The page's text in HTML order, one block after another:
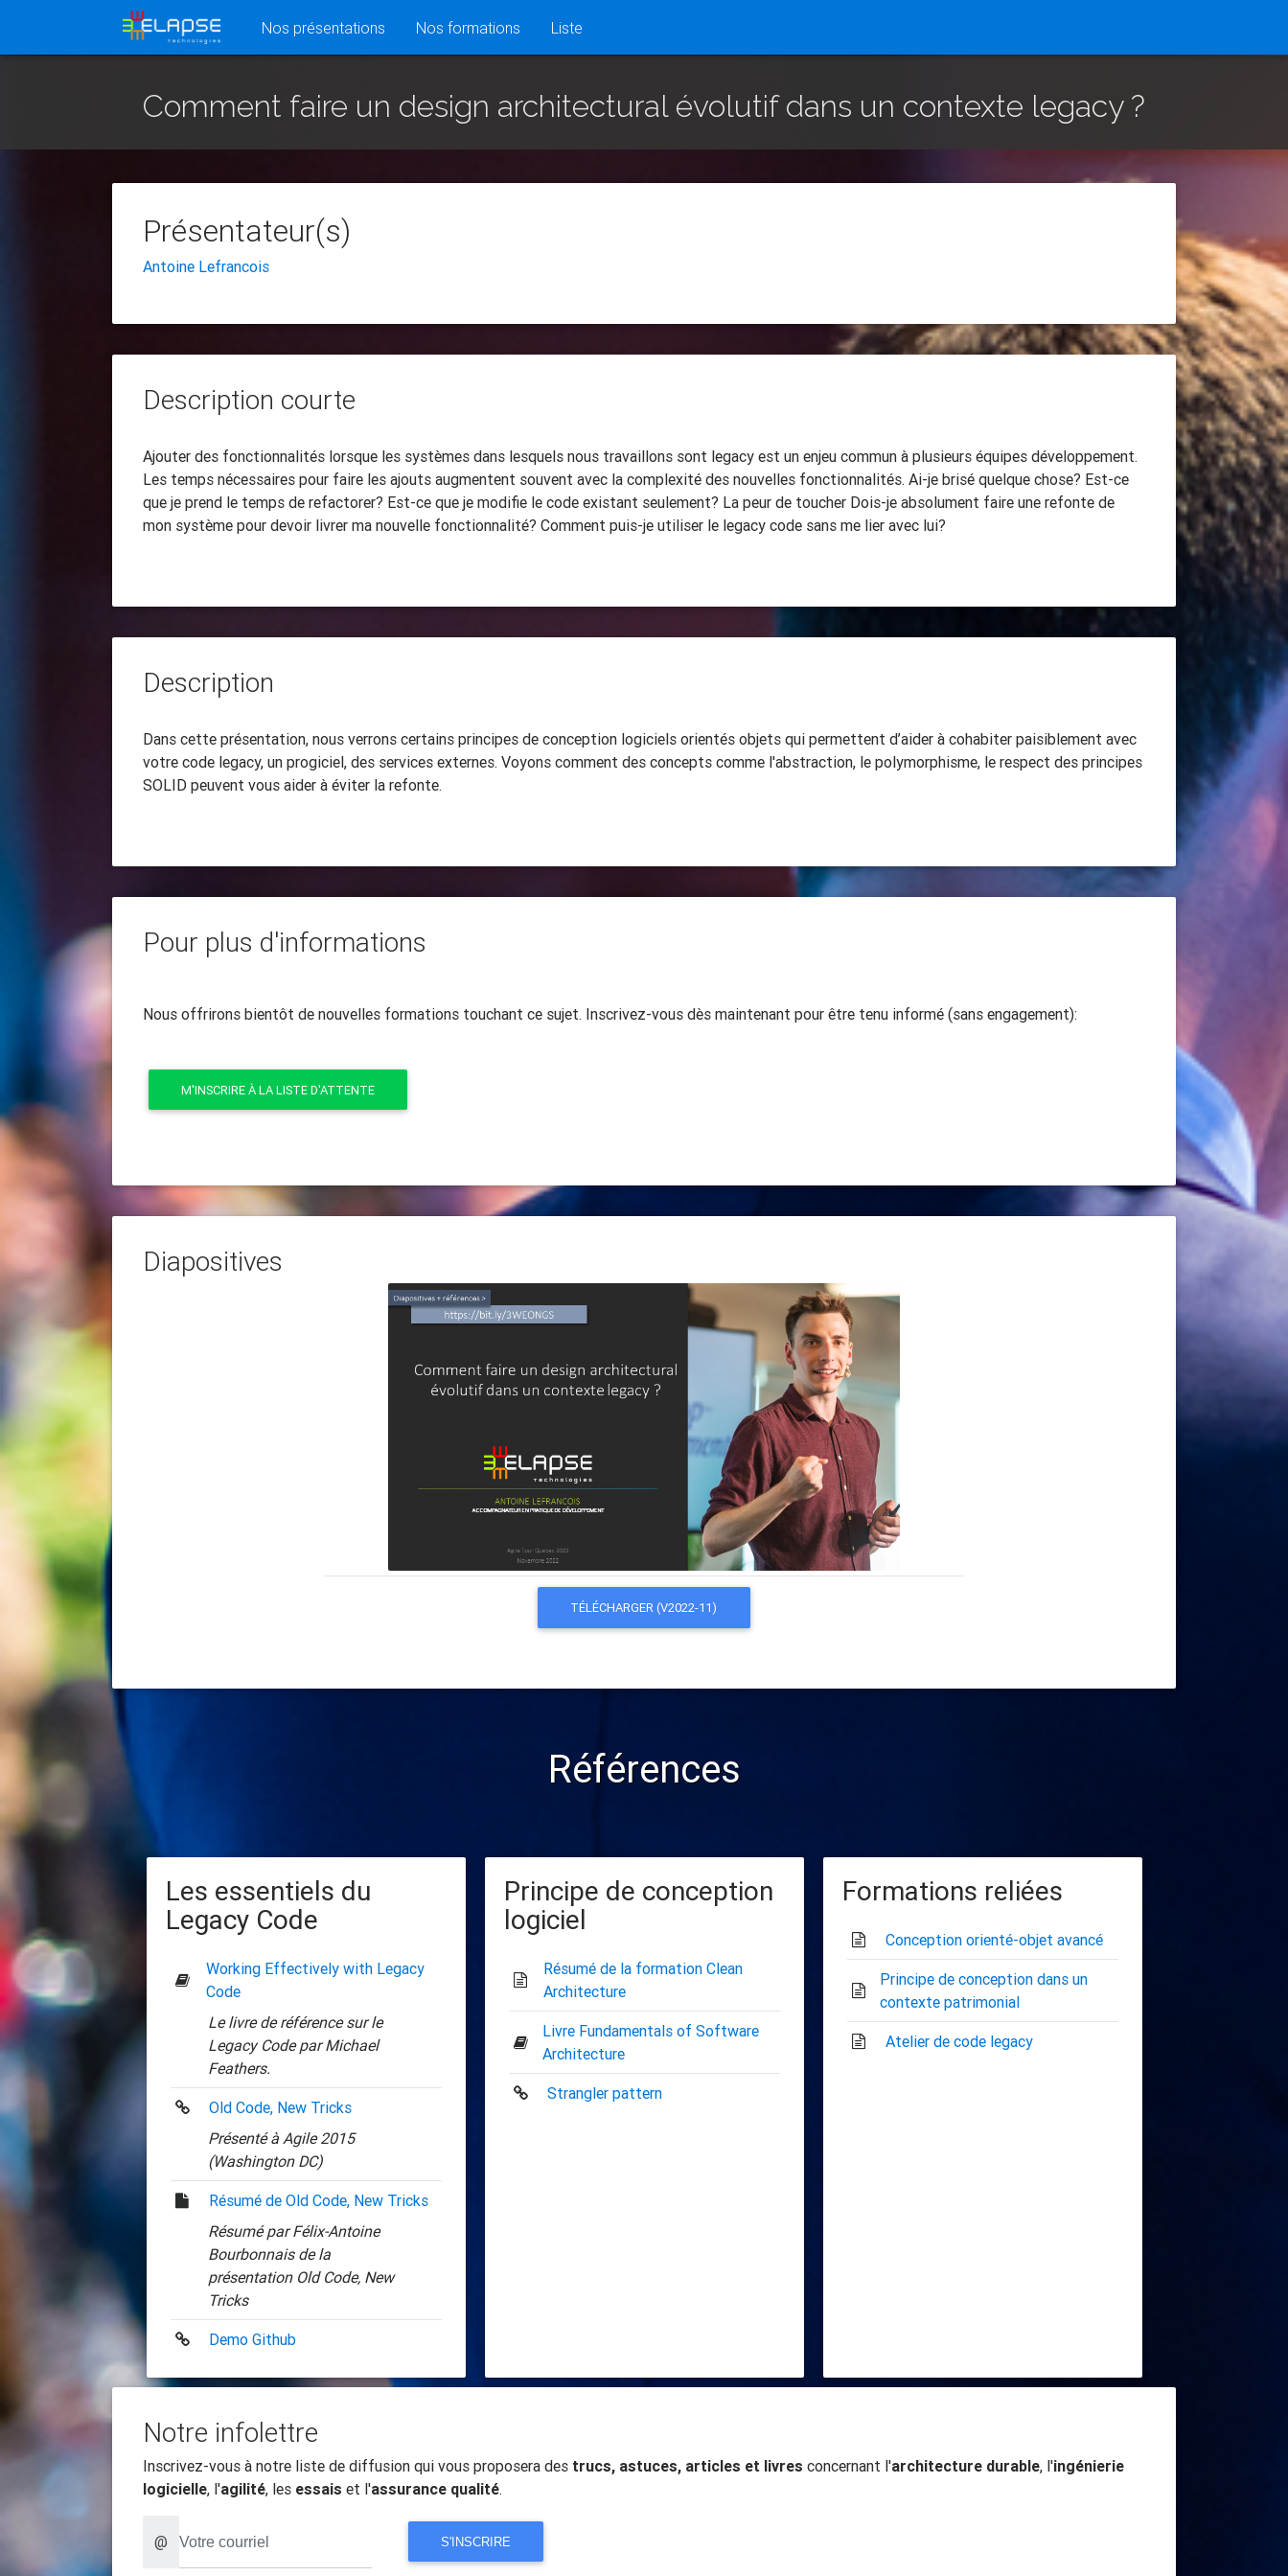
Nos présentations (actuel)Nos formations Liste
Comment faire un design architectural évolutif dans un contexte legacy ?
Présentateur(s)
Antoine Lefrancois
Description courte
Ajouter des fonctionnalités lorsque les systèmes dans lesquels nous travaillons sont legacy est un enjeu commun à plusieurs équipes développement.
Les temps nécessaires pour faire les ajouts augmentent souvent avec la complexité des nouvelles fonctionnalités. Ai-je brisé quelque chose? Est-ce
que je prend le temps de refactorer? Est-ce que je modifie le code existant seulement? La peur de toucher Dois-je absolument faire une refonte de
mon système pour devoir livrer ma nouvelle fonctionnalité? Comment puis-je utiliser le legacy code sans me lier avec lui?
Description
Dans cette présentation, nous verrons certains principes de conception logiciels orientés objets qui permettent d’aider à cohabiter paisiblement avec
votre code legacy, un progiciel, des services externes. Voyons comment des concepts comme l'abstraction, le polymorphisme, le respect des principes
SOLID peuvent vous aider à éviter la refonte.
Pour plus d'informations
Nous offrirons bientôt de nouvelles formations touchant ce sujet. Inscrivez-vous dès maintenant pour être tenu informé (sans engagement):
M'INSCRIRE À LA LISTE D'ATTENTE
Diapositives
TÉLÉCHARGER (V2022-11)
Références
Les essentiels du
Legacy Code
Working Effectively with Legacy
Code
Le livre de référence sur le
Legacy Code par Michael
Feathers.
Old Code, New Tricks
Présenté à Agile 2015
(Washington DC)
Résumé de Old Code, New Tricks
Résumé par Félix-Antoine
Bourbonnais de la
présentation Old Code, New
Tricks
Demo Github
Principe de conception
logiciel
Résumé de la formation Clean
Architecture
Livre Fundamentals of Software
Architecture
Strangler pattern
Formations reliées
Conception orienté-objet avancé
Principe de conception dans un
contexte patrimonial
Atelier de code legacy
Notre infolettre
Inscrivez-vous à notre liste de diffusion qui vous proposera des trucs, astuces, articles et livres concernant l'architecture durable, l'ingénierie
logicielle, l'agilité, les essais et l'assurance qualité.
@ S'INSCRIRE